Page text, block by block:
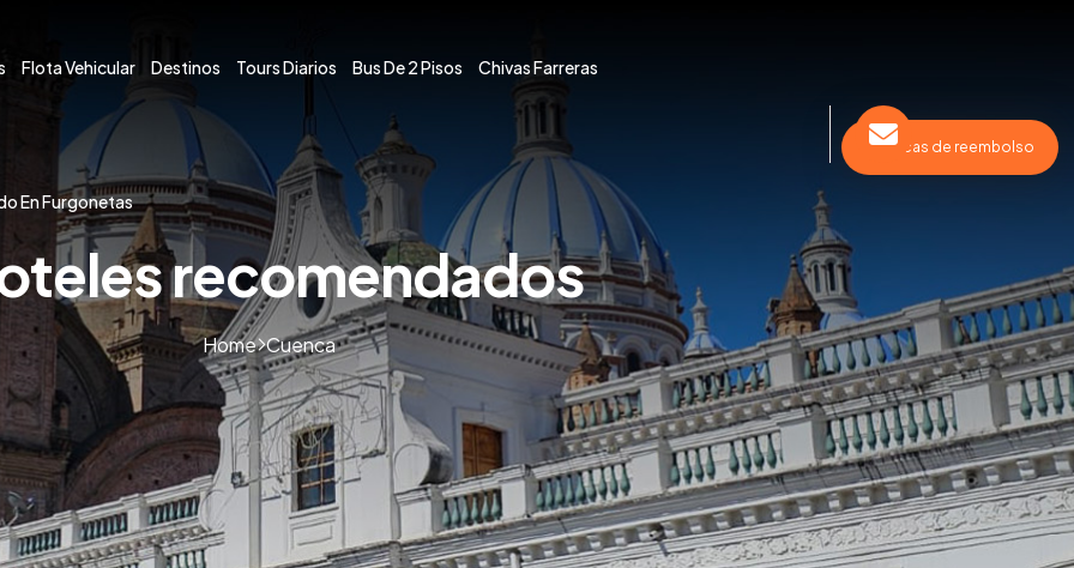
Flota Vehicular Destinos Tours Diarios Bus De 2 Pisos Chivas Farreras
En Furgonetas
recomendados
Home Cuenca
Políticas de reembolso